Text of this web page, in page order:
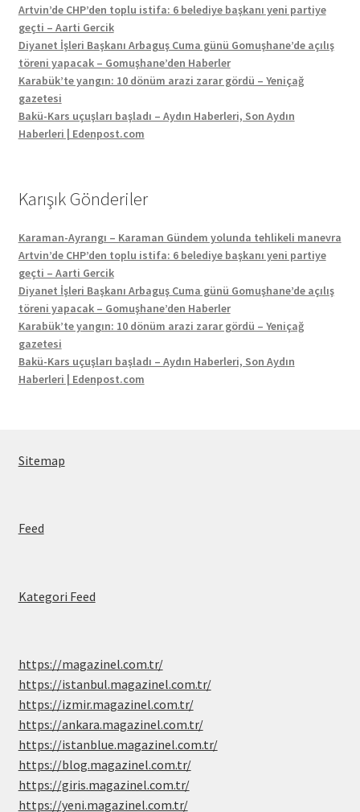
Artvin’de CHP’den toplu istifa: 6 belediye başkanı yeni partiye
geçti – Aarti Gercik
Diyanet İşleri Başkanı Arbaguş Cuma günü Gomuşhane’de açılış
töreni yapacak – Gomuşhane’den Haberler
Karabük’te yangın: 10 dönüm arazi zarar gördü – Yeniçağ
gazetesi
Bakü-Kars uçuşları başladı – Aydın Haberleri, Son Aydın
Haberleri | Edenpost.com
Karışık Gönderiler
Karaman-Ayrangı – Karaman Gündem yolunda tehlikeli manevra
Artvin’de CHP’den toplu istifa: 6 belediye başkanı yeni partiye
geçti – Aarti Gercik
Diyanet İşleri Başkanı Arbaguş Cuma günü Gomuşhane’de açılış
töreni yapacak – Gomuşhane’den Haberler
Karabük’te yangın: 10 dönüm arazi zarar gördü – Yeniçağ
gazetesi
Bakü-Kars uçuşları başladı – Aydın Haberleri, Son Aydın
Haberleri | Edenpost.com
Sitemap
Feed
Kategori Feed
https://magazinel.com.tr/
https://istanbul.magazinel.com.tr/
https://izmir.magazinel.com.tr/
https://ankara.magazinel.com.tr/
https://istanblue.magazinel.com.tr/
https://blog.magazinel.com.tr/
https://giris.magazinel.com.tr/
https://yeni.magazinel.com.tr/